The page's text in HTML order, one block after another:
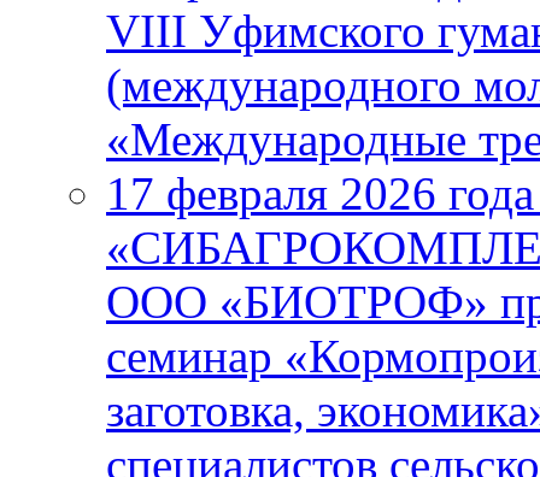
VIII Уфимского
(международного
«Международные
17 февраля 2026
ООО «БИОТРОФ»
семинар
заготовка,
специалистов